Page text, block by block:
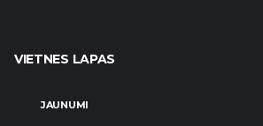
VIETNES LAPAS
JAUNUMI